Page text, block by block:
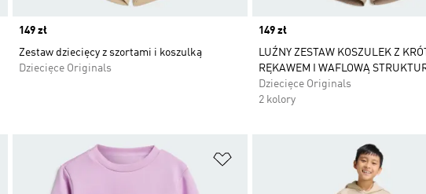
Price
149 zł
Zestaw dziecięcy z szortami i koszulką
Dziecięce Originals
Price
149 zł
LUŹNY ZESTAW KOSZULEK Z
RĘKAWEM I WAFLOWĄ
Dziecięce Originals
2 kolory
Dodaj do listy życzeń